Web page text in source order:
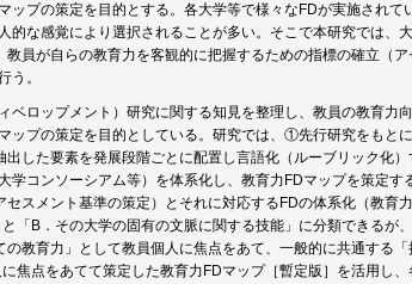
ップの策定を目的とする。各大学等で様々なFDが実施され
的な感覚により選択されることが多い。そこで本研究では、
員が自らの教育力を客観的に把握するための指標の確立（
う。
ベロップメント）研究に関する知見を整理し、教員の教育力
ップの策定を目的としている。研究では、①先行研究をもと
した要素を発展段階ごとに配置し言語化（ルーブリック化
学コンソーシアム等）を体系化し、教育力FDマップを策定
スメント基準の策定）とそれに対応するFDの体系化（教育
「B．その大学の固有の文脈に関する技能」に分類できるが
教育力」として教員個人に焦点をあて、一般的に共通する「
焦点をあてて策定した教育力FDマップ［暫定版］を活用し